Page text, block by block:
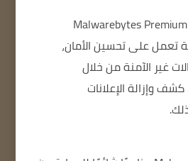
ميزات إضافية: يحتوي Malwarebytes Premium
تعمل على تحسين الأمان،
غير الآمنة من خلال
كشف وإزالة الإعلانات